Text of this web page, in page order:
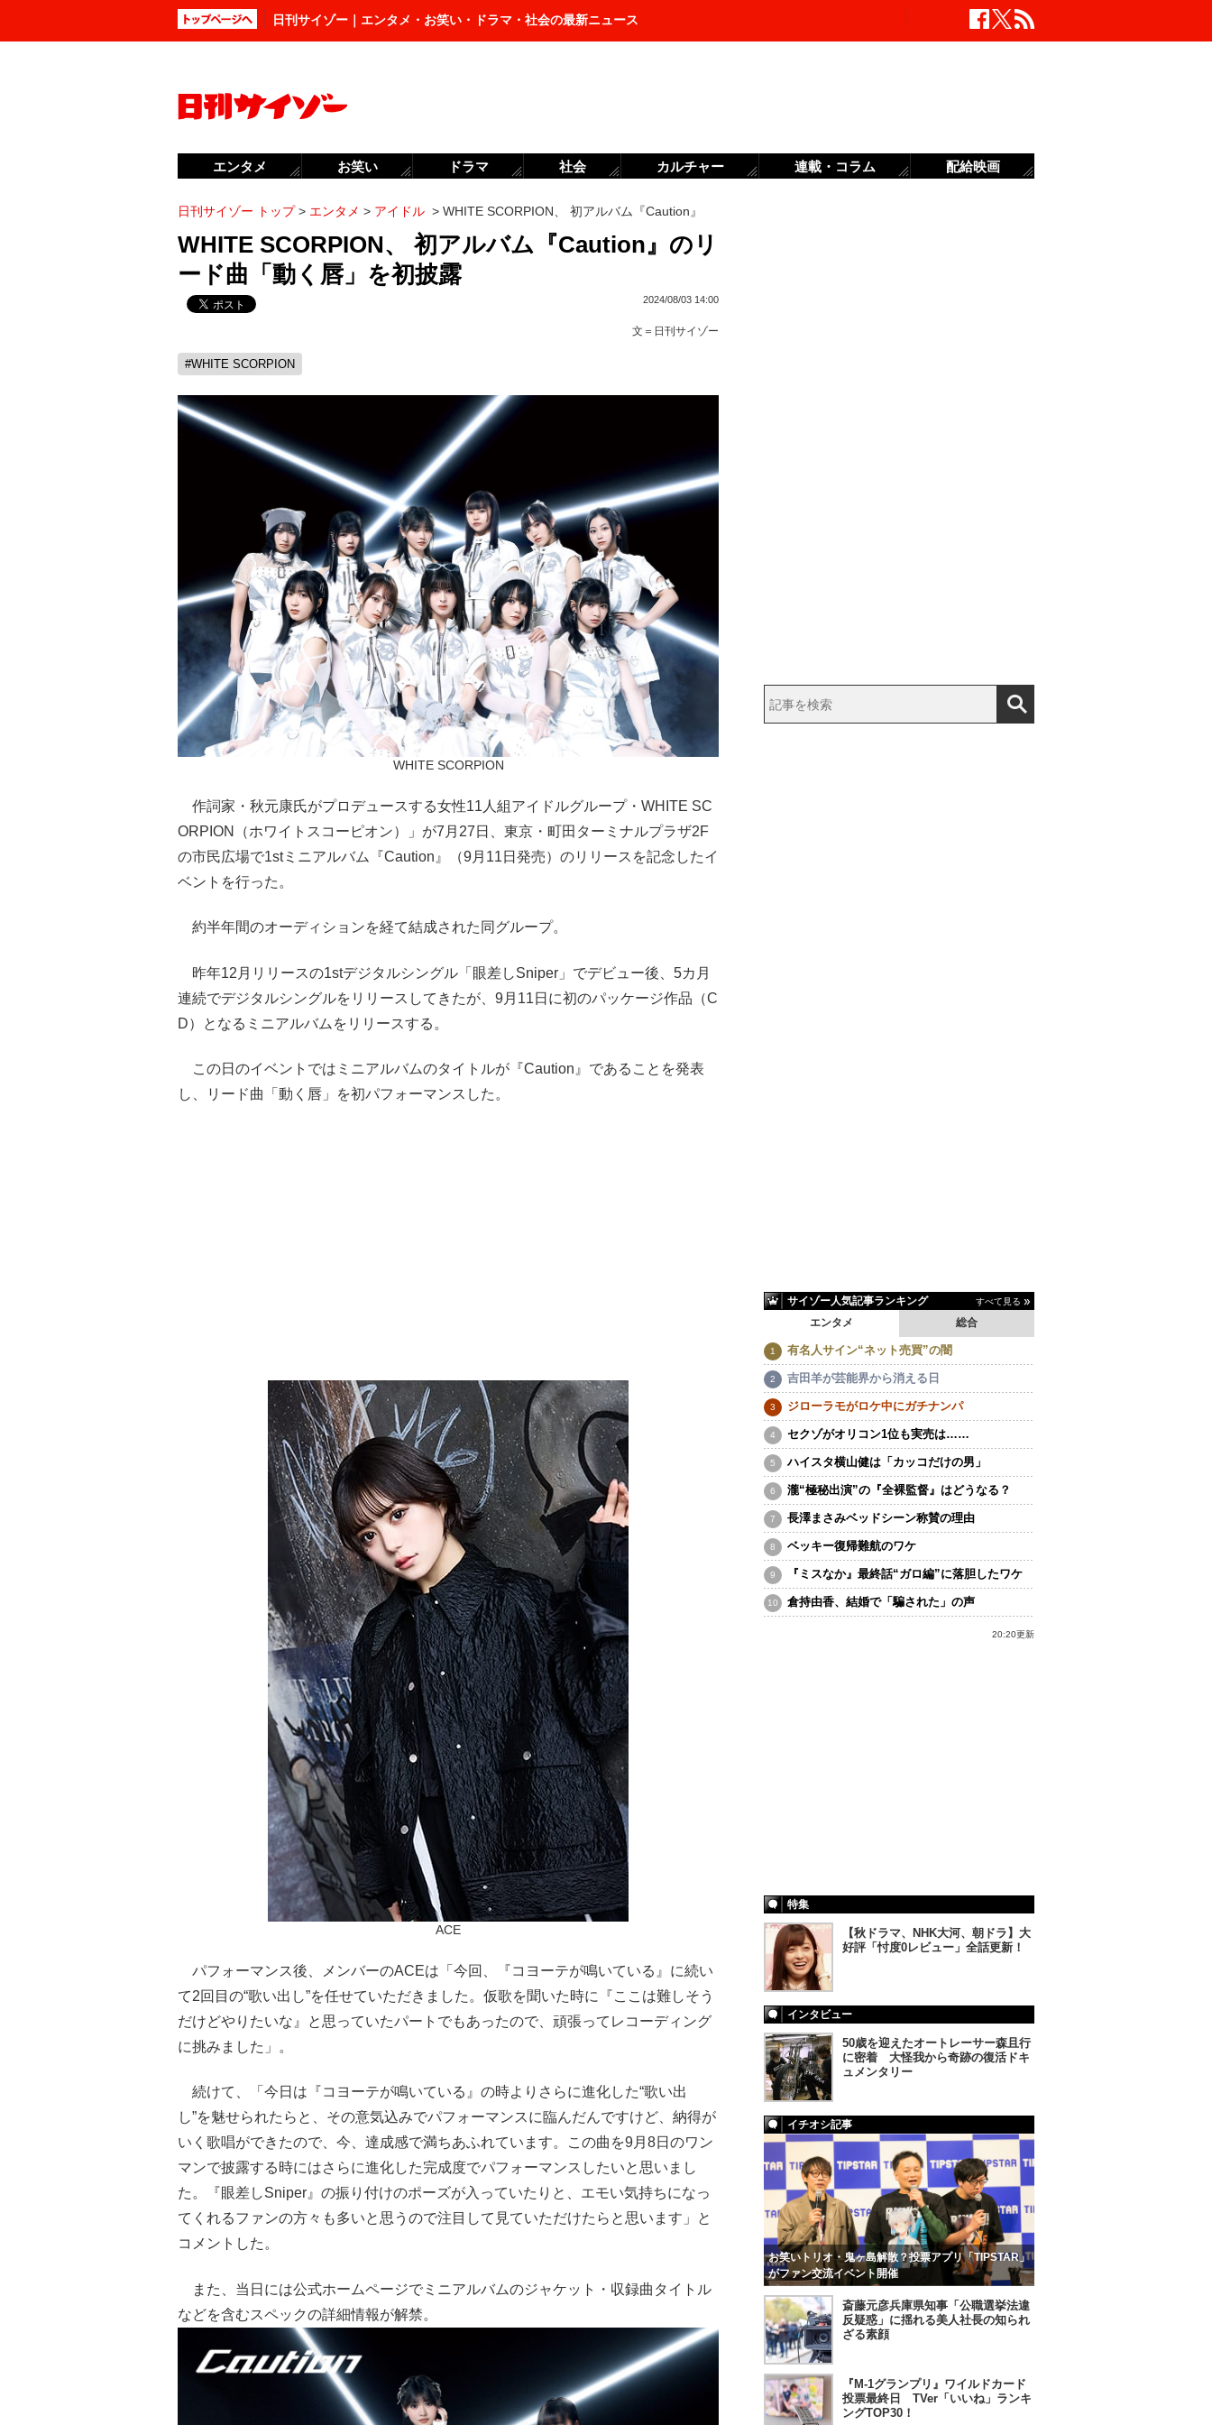
日刊サイゾー｜エンタメ・お笑い・ドラマ・社会の最新ニュース
日刊サイゾー トップ> エンタメ > アイドル > WHITE SCORPION、 初アルバム『Caution』
WHITE SCORPION、 初アルバム『Caution』のリ
ード曲「動く唇」を初披露
2024/08/03 14:00
文＝ 日刊サイゾー
#WHITE SCORPION
WHITE SCORPION
作詞家・秋元康氏がプロデュースする女性11人組アイドルグループ・WHITE SC
ORPION（ホワイトスコーピオン）」が7月27日、東京・町田ターミナルプラザ2F
の市民広場で1stミニアルバム『Caution』（9月11日発売）のリリースを記念したイ
ベントを行った。
約半年間のオーディションを経て結成された同グループ。
昨年12月リリースの1stデジタルシングル「眼差しSniper」でデビュー後、5カ月
連続でデジタルシングルをリリースしてきたが、9月11日に初のパッケージ作品（C
D）となるミニアルバムをリリースする。
この日のイベントではミニアルバムのタイトルが『Caution』であることを発表
し、リード曲「動く唇」を初パフォーマンスした。
ACE
パフォーマンス後、メンバーのACEは「今回、『コヨーテが鳴いている』に続い
て2回目の“歌い出し”を任せていただきました。仮歌を聞いた時に『ここは難しそう
だけどやりたいな』と思っていたパートでもあったので、頑張ってレコーディング
に挑みました」。
続けて、「今日は『コヨーテが鳴いている』の時よりさらに進化した“歌い出
し”を魅せられたらと、その意気込みでパフォーマンスに臨んだんですけど、納得が
いく歌唱ができたので、今、達成感で満ちあふれています。この曲を9月8日のワン
マンで披露する時にはさらに進化した完成度でパフォーマンスしたいと思いまし
た。『眼差しSniper』の振り付けのポーズが入っていたりと、エモい気持ちになっ
てくれるファンの方々も多いと思うので注目して見ていただけたらと思います」と
コメントした。
また、当日には公式ホームページでミニアルバムのジャケット・収録曲タイトル
などを含むスペックの詳細情報が解禁。
サイゾー人気記事ランキング すべて見る
エンタメ 総合
有名人サイン“ネット売買”の闇
吉田羊が芸能界から消える日
ジローラモがロケ中にガチナンパ
セクゾがオリコン1位も実売は……
ハイスタ横山健は「カッコだけの男」
瀧“極秘出演”の『全裸監督』はどうなる？
長澤まさみベッドシーン称賛の理由
ベッキー復帰難航のワケ
『ミスなか』最終話“ガロ編”に落胆したワケ
倉持由香、結婚で「騙された」の声
20:20更新
特集
【秋ドラマ、NHK大河、朝ドラ】大
好評「忖度0レビュー」全話更新！
インタビュー
50歳を迎えたオートレーサー森且行
に密着 大怪我から奇跡の復活ドキ
ュメンタリー
イチオシ記事
お笑いトリオ・鬼ヶ島解散？投票アプリ「TIPSTAR」
がファン交流イベント開催
斎藤元彦兵庫県知事「公職選挙法違
反疑惑」に揺れる美人社長の知られ
ざる素顔
『M-1グランプリ』ワイルドカード
投票最終日 TVer「いいね」ランキ
ングTOP30！
エンタメ お笑い ドラマ 社会 カルチャー 連載・コラム 配給映画